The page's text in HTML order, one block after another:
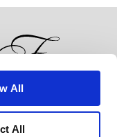
All
All الأخبار